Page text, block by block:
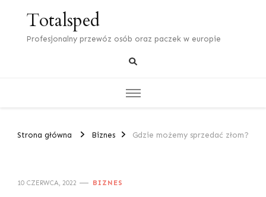
Totalsped
Profesjonalny przewóz osób oraz paczek w europie
Strona główna Biznes Gdzie możemy sprzedać złom?
10 CZERWCA, 2022 BIZNES